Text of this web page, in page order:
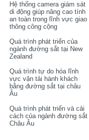
Hệ thống camera giám sát
di động giúp nâng cao tính
an toàn trong lĩnh vực giao
thông công cộng
Quá trình phát triển của
ngành đường sắt tại New
Zealand
Quá trình tự do hóa lĩnh
vực vận tải hành khách
bằng đường sắt tại châu
Âu
Quá trình phát triển và cải
cách của ngành đường sắt
Châu Âu